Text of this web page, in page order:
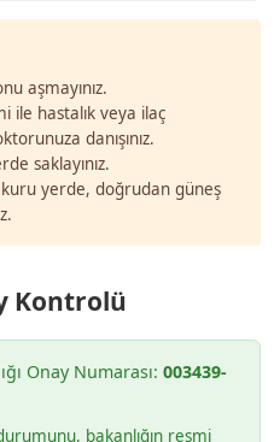
aşmayınız.
ile hastalık veya ilaç
danışınız.
saklayınız.
yerde, doğrudan güneş
Kontrolü
Onay Numarası: 003439-
bakanlığın resmi